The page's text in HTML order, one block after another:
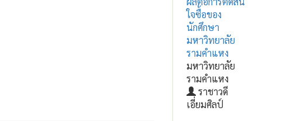
ใจซื้อของ
นักศึกษา
มหาวิทยาลัย
รามคำแหง
มหาวิทยาลัย
รามคำแหง
ราชาวดี
เอี่ยมศิลป์